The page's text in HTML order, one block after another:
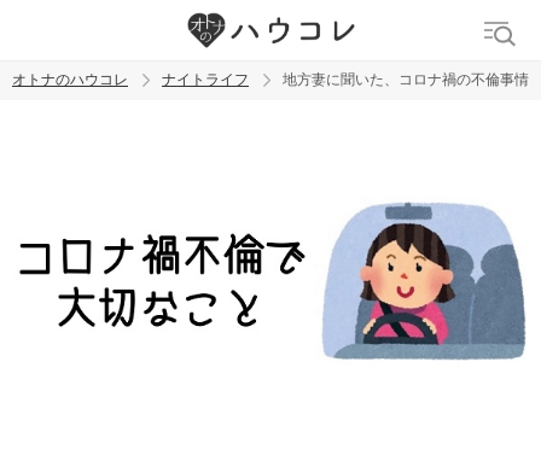
ラブグッズ 乳首 吸うやつ
オトナのハウコレ ナイトライフ 地方妻に聞いた、コロナ禍の不倫事